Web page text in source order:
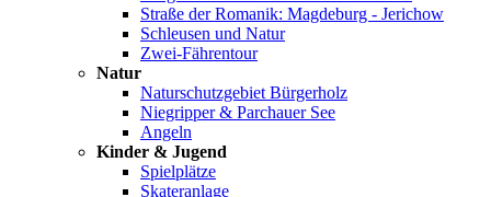
Straße der Romanik: Magdeburg - Jerichow
Schleusen und Natur
Zwei-Fährentour
Natur
Naturschutzgebiet Bürgerholz
Niegripper & Parchauer See
Angeln
Kinder & Jugend
Spielplätze
Skateranlage